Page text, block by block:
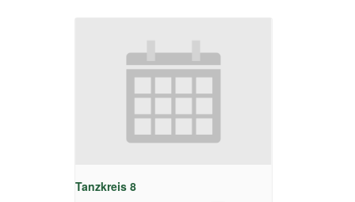
Tanzkreis 8